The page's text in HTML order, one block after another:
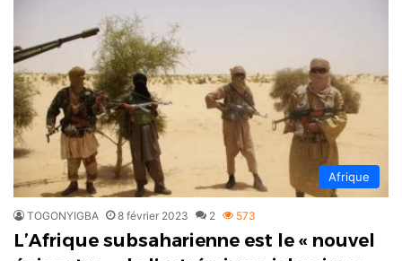
Afrique
TOGONYIGBA 8 février 2023 2 573
L’Afrique subsaharienne est le « nouvel